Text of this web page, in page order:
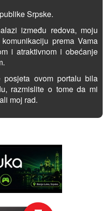
Srpske.
između redova, moju
prema Vama
i atraktivnom i obećanje
ovom portalu bila
razmislite o tome da mi
moj rad.